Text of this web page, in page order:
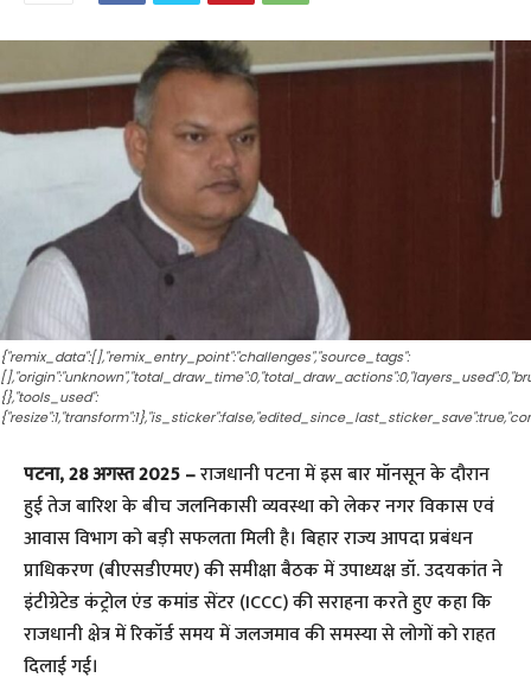
{"remix_data":[],"remix_entry_point":"challenges","source_tags":
{},"tools_used":
पटना, 28 अगस्त 2025 –राजधानी पटना में इस बार मॉनसून के दौरान
हुई तेज बारिश के बीच जलनिकासी व्यवस्था को लेकर नगर विकास एवं
आवास विभाग को बड़ी सफलता मिली है। बिहार राज्य आपदा प्रबंधन
प्राधिकरण (बीएसडीएमए) की समीक्षा बैठक में उपाध्यक्ष डॉ. उदयकांत ने
इंटीग्रेटेड कंट्रोल एंड कमांड सेंटर (ICCC) की सराहना करते हुए कहा कि
राजधानी क्षेत्र में रिकॉर्ड समय में जलजमाव की समस्या से लोगों को राहत
दिलाई गई।